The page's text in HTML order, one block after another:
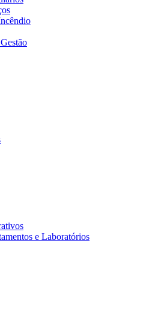
e Laboratórios